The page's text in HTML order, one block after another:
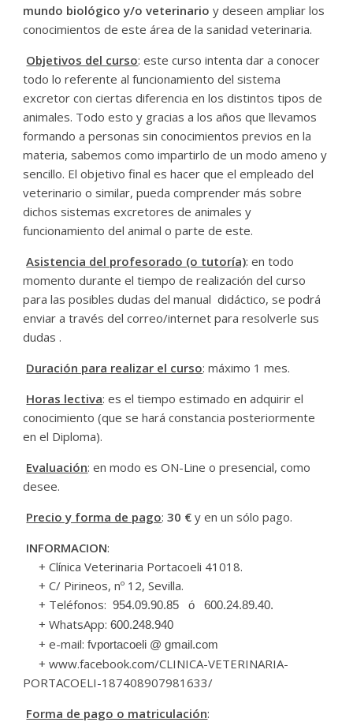
mundo biológico y/o veterinarioy deseen ampliar los
conocimientos de este área de la sanidad veterinaria.
Objetivos del curso: este curso intenta dar a conocer
todo lo referente al funcionamiento del sistema
excretor con ciertas diferencia en los distintos tipos de
animales. Todo esto y gracias a los años que llevamos
formando a personas sin conocimientos previos en la
materia, sabemos como impartirlo de un modo ameno y
sencillo. El objetivo final es hacer que el empleado del
veterinario o similar, pueda comprender más sobre
dichos sistemas excretores de animales y
funcionamiento del animal o parte de este.
Asistencia del profesorado (o tutoría): en todo
momento durante el tiempo de realización del curso
para las posibles dudas del manual didáctico, se podrá
enviar a través del correo/internet para resolverle sus
dudas .
Duración para realizar el curso: máximo 1 mes.
Horas lectiva: es el tiempo estimado en adquirir el
conocimiento (que se hará constancia posteriormente
en el Diploma).
Evaluación: en modo es ON-Line o presencial, como
desee.
Precio y forma de pago: 30 € y en un sólo pago.
INFORMACION:
+ Clínica Veterinaria Portacoeli 41018.
+ C/ Pirineos, nº 12, Sevilla.
+ Teléfonos:954.09.90.85 ó 600.24.89.40.
+ WhatsApp:600.248.940
+ e-mail:fvportacoeli @ gmail.com
+ www.facebook.com/CLINICA-VETERINARIA-
PORTACOELI-187408907981633/
Forma de pago o matriculación: